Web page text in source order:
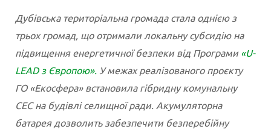
Дубівська територіальна громада стала однією з
трьох громад, що отримали локальну субсидію на
підвищення енергетичної безпеки від Програми «U-
LEAD з Європою». У межах реалізованого проєкту
ГО «Екосфера» встановила гібридну комунальну
СЕС на будівлі селищної ради. Акумуляторна
батарея дозволить забезпечити безперебійну